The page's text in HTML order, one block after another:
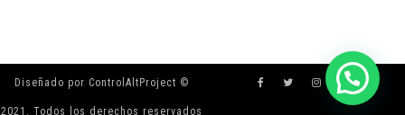
Diseñado por ControlAltProject ©
2021. Todos los derechos reservados